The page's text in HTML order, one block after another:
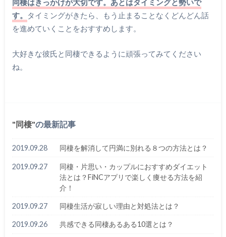
す。
タイミングがきたら、もう止まることなくどんどん話
を進めていくことをおすすめします。
大好きな彼氏と同棲できるように頑張ってみてください
ね。
同棲 の最新記事
2019.09.28 同棲を解消して円満に別れる８つの方法とは？
2019.09.27
同棲・片思い・カップルにおすすめダイエット
法とは？FiNCアプリで楽しく痩せる方法を紹
介！
2019.09.27 同棲生活が寂しい理由と対処法とは？
2019.09.26 共感できる同棲あるある10選とは？